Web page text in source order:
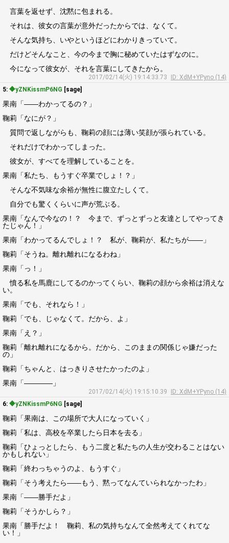
言葉を返せず、沈黙に包まれる。
それは、彼女の言葉が意外だったからでは、なくて。
そんな気持ち、いやというほどにわかりきっていて。
だけどそんなこと、今の今まで胸に秘めていたはずなのに。
今になって彼女が、それを言葉にしてきたから。
2017/02/14(火) 19:14:33.73
ID: XdM+YPyno (14)
5: ◆yZNKissmP6NG [sage]
果南「――わかってるの？」
鞠莉「なにが？」
質問で返しながらも、鞠莉の顔には薄い笑顔が張られている。
それだけでわかってしまった。
彼女が、すべてを理解していることを。
果南「私たち、もうすぐ卒業でしょ！？」
そんな不気味な余裕が無性に腹立たしくて。
自分でも驚くくらいに声が荒ぶる。
果南「なんで今なの！？ 今まで、ずっとずっと友達としてやってき
たじゃん！」
果南「わかってるんでしょ！？ 私が、鞠莉が、私たちが――」
鞠莉「そうね。離れ離れになるわね」
果南「っ！」
憤る私を馬鹿にしてるのかってくらい、鞠莉の顔から余裕は消えな
い。
果南「でも、それなら！」
鞠莉「でも、じゃなくて。だから、よ」
果南「え？」
鞠莉「離れ離れになるから。だから、このままの関係じゃ嫌だった
の」
鞠莉「ちゃんと、はっきりさせたかったのよ」
果南「――――」
2017/02/14(火) 19:15:10.39
ID: XdM+YPyno (14)
6: ◆yZNKissmP6NG [sage]
鞠莉「果南は、この場所で大人になっていく」
鞠莉「私は、高校を卒業したら日本を去る」
鞠莉「ひょっとしたら、もう二度と私たちの人生が交わることはない
かもしれない」
鞠莉「終わっちゃうのよ、もうすぐ」
鞠莉「そう考えたら――もう、黙ってなんていられなかったわ」
果南「――勝手だよ」
鞠莉「そうかしら？」
果南「勝手だよ！ 鞠莉、私の気持ちなんて全然考えてくれてな
い！」